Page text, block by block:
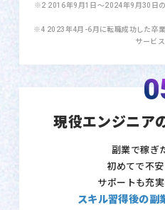
※2 2016年9月1日〜2024年9月30日
※4 2023年4月-6月に転職成功した卒
サービ
現役エンジニア
副業で稼ぎ
初めてで不
サポートも充実
スキル習得後の副